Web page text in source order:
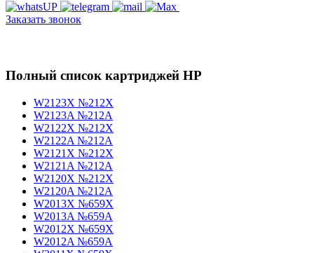
Заказать звонок
Полный список картриджей HP
W2123X №212X
W2123A №212A
W2122X №212X
W2122A №212A
W2121X №212X
W2121A №212A
W2120X №212X
W2120A №212A
W2013X №659X
W2013A №659A
W2012X №659X
W2012A №659A